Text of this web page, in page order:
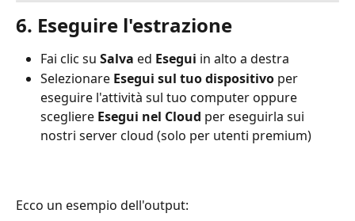
6. Eseguire l'estrazione
Fai clic su Salva ed Esegui in alto a destra
Selezionare Esegui sul tuo dispositivo per
eseguire l'attività sul tuo computer oppure
scegliere Esegui nel Cloud per eseguirla sui
nostri server cloud (solo per utenti premium)
Ecco un esempio dell'output: